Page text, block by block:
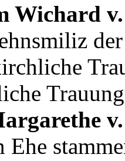
Wichard
Ehe